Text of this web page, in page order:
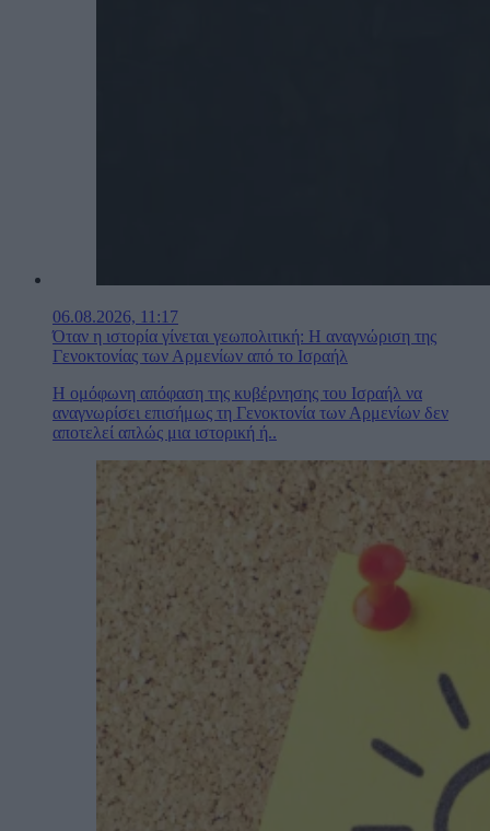
06.08.2026, 11:17
Όταν η ιστορία γίνεται γεωπολιτική: Η αναγνώριση της
Γενοκτονίας των Αρμενίων από το Ισραήλ
Η ομόφωνη απόφαση της κυβέρνησης του Ισραήλ να
αναγνωρίσει επισήμως τη Γενοκτονία των Αρμενίων δεν
αποτελεί απλώς μια ιστορική ή..